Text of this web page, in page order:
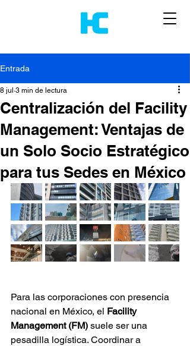
Entrada
Centralización del Facility
Management: Ventajas de
un Solo Socio Estratégico
para tus Sedes en México
8 jul 3 min de lectura
Para las corporaciones con presencia
nacional en México, el Facility
Management (FM) suele ser una
pesadilla logística. Coordinar a